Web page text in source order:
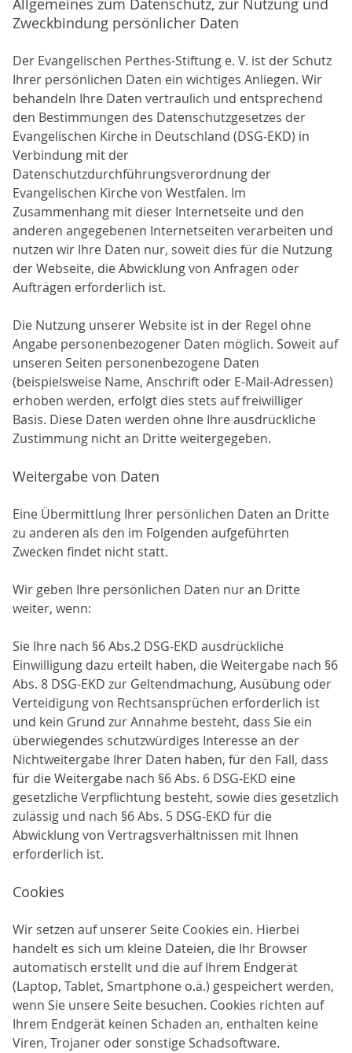
Allgemeines zum Datenschutz, zur Nutzung und
Zweckbindung persönlicher Daten
Der Evangelischen Perthes-Stiftung e. V. ist der Schutz
Ihrer persönlichen Daten ein wichtiges Anliegen. Wir
behandeln Ihre Daten vertraulich und entsprechend
den Bestimmungen des Datenschutzgesetzes der
Evangelischen Kirche in Deutschland (DSG-EKD) in
Verbindung mit der
Datenschutzdurchführungsverordnung der
Evangelischen Kirche von Westfalen. Im
Zusammenhang mit dieser Internetseite und den
anderen angegebenen Internetseiten verarbeiten und
nutzen wir Ihre Daten nur, soweit dies für die Nutzung
der Webseite, die Abwicklung von Anfragen oder
Aufträgen erforderlich ist.
Die Nutzung unserer Website ist in der Regel ohne
Angabe personenbezogener Daten möglich. Soweit auf
unseren Seiten personenbezogene Daten
(beispielsweise Name, Anschrift oder E-Mail-Adressen)
erhoben werden, erfolgt dies stets auf freiwilliger
Basis. Diese Daten werden ohne Ihre ausdrückliche
Zustimmung nicht an Dritte weitergegeben.
Weitergabe von Daten
Eine Übermittlung Ihrer persönlichen Daten an Dritte
zu anderen als den im Folgenden aufgeführten
Zwecken findet nicht statt.
Wir geben Ihre persönlichen Daten nur an Dritte
weiter, wenn:
Sie Ihre nach §6 Abs.2 DSG-EKD ausdrückliche
Einwilligung dazu erteilt haben, die Weitergabe nach §6
Abs. 8 DSG-EKD zur Geltendmachung, Ausübung oder
Verteidigung von Rechtsansprüchen erforderlich ist
und kein Grund zur Annahme besteht, dass Sie ein
überwiegendes schutzwürdiges Interesse an der
Nichtweitergabe Ihrer Daten haben, für den Fall, dass
für die Weitergabe nach §6 Abs. 6 DSG-EKD eine
gesetzliche Verpflichtung besteht, sowie dies gesetzlich
zulässig und nach §6 Abs. 5 DSG-EKD für die
Abwicklung von Vertragsverhältnissen mit Ihnen
erforderlich ist.
Cookies
Wir setzen auf unserer Seite Cookies ein. Hierbei
handelt es sich um kleine Dateien, die Ihr Browser
automatisch erstellt und die auf Ihrem Endgerät
(Laptop, Tablet, Smartphone o.ä.) gespeichert werden,
wenn Sie unsere Seite besuchen. Cookies richten auf
Ihrem Endgerät keinen Schaden an, enthalten keine
Viren, Trojaner oder sonstige Schadsoftware.